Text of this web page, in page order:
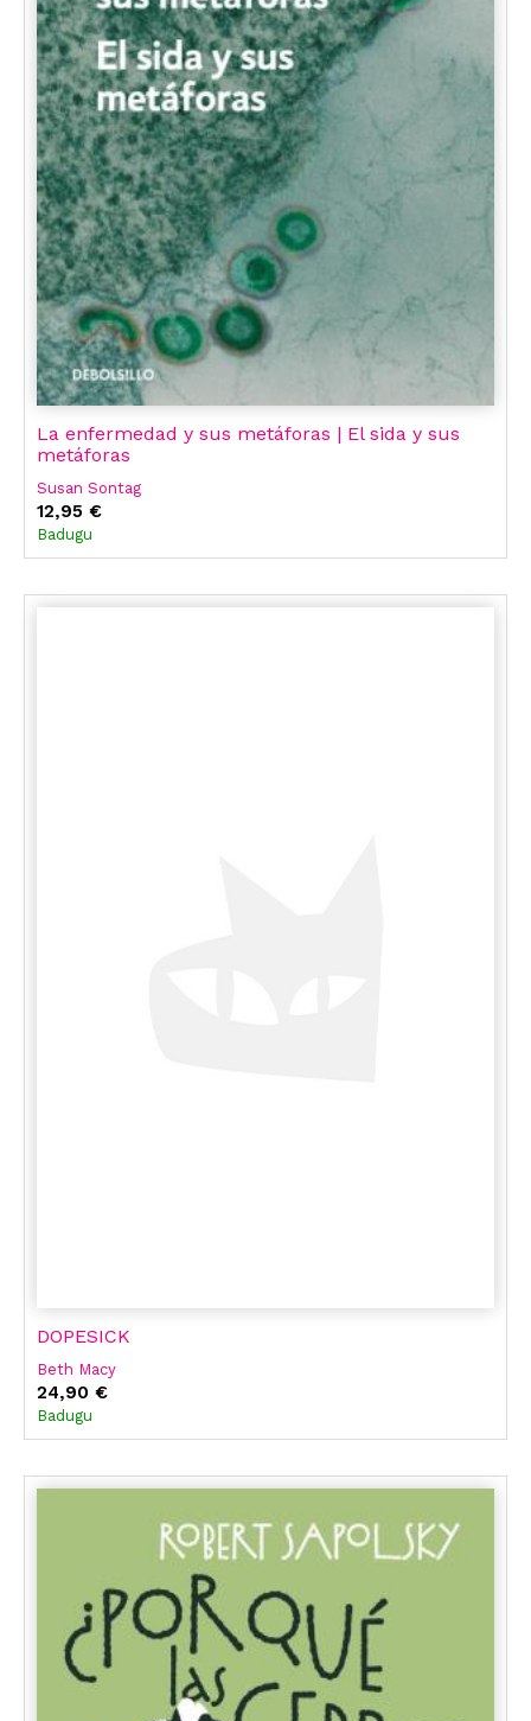
La enfermedad y sus metáforas | El sida y sus
metáforas
Susan Sontag
12,95 €
Badugu
DOPESICK
Beth Macy
24,90 €
Badugu